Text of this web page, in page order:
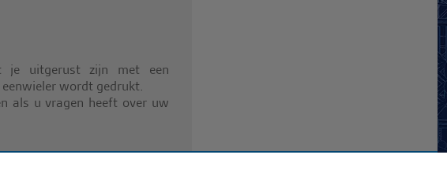
je uitgerust zijn met een
wordt gedrukt.
als u vragen heeft over uw